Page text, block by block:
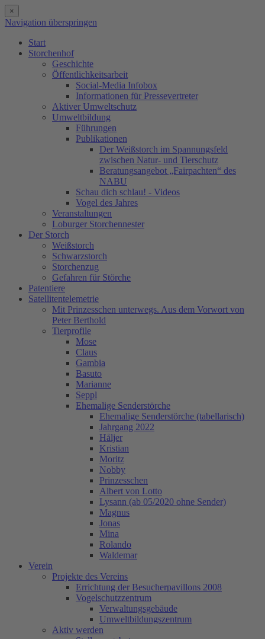
×
Navigation überspringen
Start
Storchenhof
Geschichte
Öffentlichkeitsarbeit
Social-Media Infobox
Informationen für Pressevertreter
Aktiver Umweltschutz
Umweltbildung
Führungen
Publikationen
Der Weißstorch im Spannungsfeld
zwischen Natur- und Tierschutz
Beratungsangebot „Fairpachten“ des
NABU
Schau dich schlau! - Videos
Vogel des Jahres
Veranstaltungen
Loburger Storchennester
Der Storch
Weißstorch
Schwarzstorch
Storchenzug
Gefahren für Störche
Patentiere
Satellitentelemetrie
Mit Prinzesschen unterwegs. Aus dem Vorwort von
Peter Berthold
Tierprofile
Mose
Claus
Gambia
Basuto
Marianne
Seppl
Ehemalige Senderstörche
Ehemalige Senderstörche (tabellarisch)
Jahrgang 2022
Håljer
Kristian
Moritz
Nobby
Prinzesschen
Albert von Lotto
Lysann (ab 05/2020 ohne Sender)
Magnus
Jonas
Mina
Rolando
Waldemar
Verein
Projekte des Vereins
Errichtung der Besucherpavillons 2008
Vogelschutzzentrum
Verwaltungsgebäude
Umweltbildungszentrum
Aktiv werden